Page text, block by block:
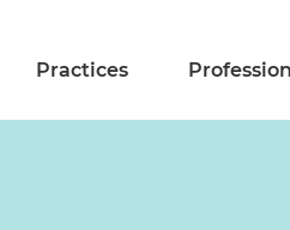
Practices